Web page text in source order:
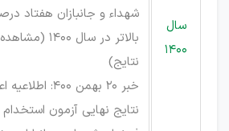
سال
1400
شهداء و جانبازان هفتاد
بالاتر در سال 1400 (
مشاهده
نتایج)
خبر 20 بهمن 400:
نتایج نهایی آزمون استخدام